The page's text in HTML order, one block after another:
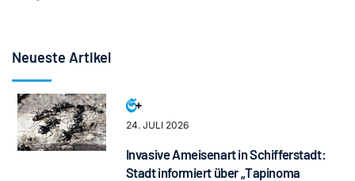
Neueste Artikel
24. JULI 2026
Invasive Ameisenart in Schifferstadt:
Stadt informiert über „Tapinoma